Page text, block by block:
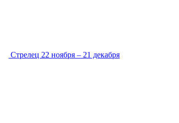
Стрелец 22 ноября – 21 декабря